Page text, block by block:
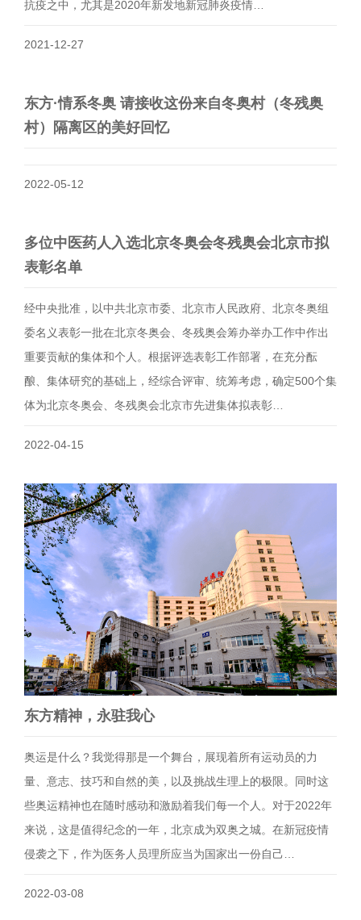
抗疫之中，尤其是2020年新发地新冠肺炎疫情…
2021-12-27
东方·情系冬奥 请接收这份来自冬奥村（冬残奥
村）隔离区的美好回忆
2022-05-12
多位中医药人入选北京冬奥会冬残奥会北京市拟
表彰名单
经中央批准，以中共北京市委、北京市人民政府、北京冬奥组
委名义表彰一批在北京冬奥会、冬残奥会筹办举办工作中作出
重要贡献的集体和个人。根据评选表彰工作部署，在充分酝
酿、集体研究的基础上，经综合评审、统筹考虑，确定500个集
体为北京冬奥会、冬残奥会北京市先进集体拟表彰…
2022-04-15
东方精神，永驻我心
奥运是什么？我觉得那是一个舞台，展现着所有运动员的力
量、意志、技巧和自然的美，以及挑战生理上的极限。同时这
些奥运精神也在随时感动和激励着我们每一个人。对于2022年
来说，这是值得纪念的一年，北京成为双奥之城。在新冠疫情
侵袭之下，作为医务人员理所应当为国家出一份自己…
2022-03-08